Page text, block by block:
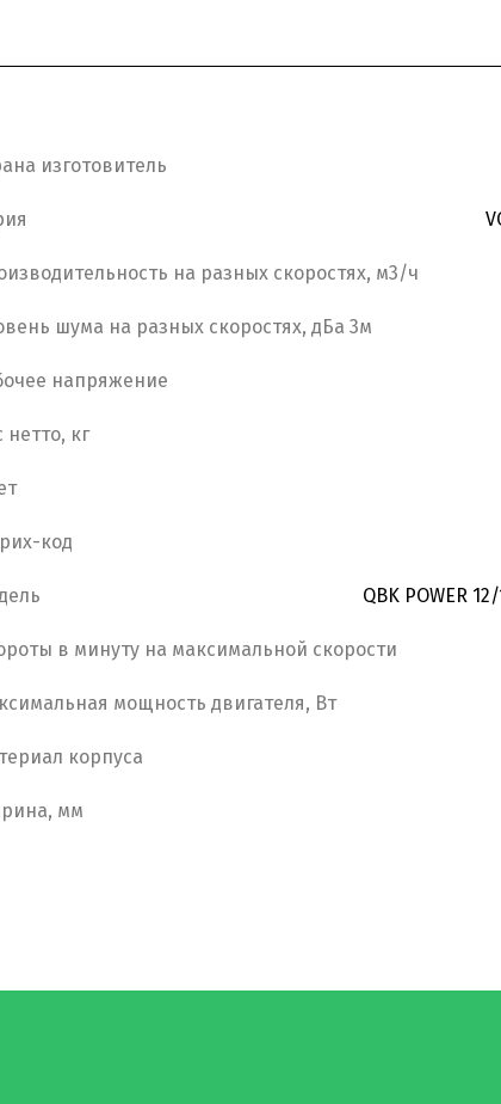
изготовитель
на разных скоростях, м3/ч
шума на разных скоростях, дБа 3м
напряжение
нетто, кг
код
QBK POWER
в минуту на максимальной скорости
мощность двигателя, Вт
корпуса
мм